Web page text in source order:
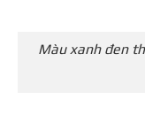
Màu xanh đen